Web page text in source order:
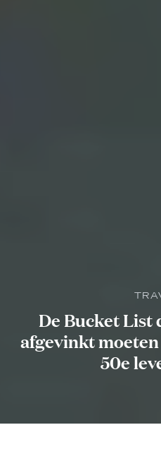
De Bucket List
afgevinkt
50e